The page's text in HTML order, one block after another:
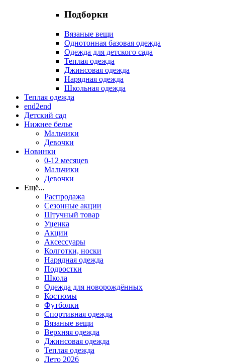
Подборки
Вязаные вещи
Однотонная базовая одежда
Одежда для детского сада
Теплая одежда
Джинсовая одежда
Нарядная одежда
Школьная одежда
Теплая одежда
end2end
Детский сад
Нижнее белье
Мальчики
Девочки
Новинки
0-12 месяцев
Мальчики
Девочки
Ещё...
Распродажа
Сезонные акции
Штучный товар
Уценка
Акции
Аксессуары
Колготки, носки
Нарядная одежда
Подростки
Школа
Одежда для новорождённых
Костюмы
Футболки
Спортивная одежда
Вязаные вещи
Верхняя одежда
Джинсовая одежда
Теплая одежда
Лето 2026